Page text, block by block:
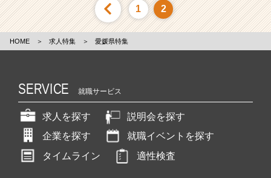
1 2
HOME ＞ 求人特集 ＞ 愛媛県特集
SERVICE 就職サービス
求人を探す
説明会を探す
企業を探す
就職イベントを探す
タイムライン
適性検査